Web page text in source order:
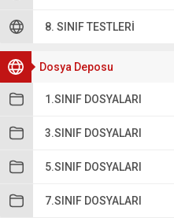
8. SINIF TESTLERI
Dosya Deposu
1.SINIF DOSYALARI
3.SINIF DOSYALARI
5.SINIF DOSYALARI
7.SINIF DOSYALARI